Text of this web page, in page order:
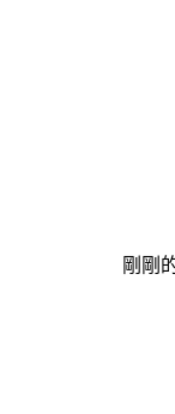
剛剛